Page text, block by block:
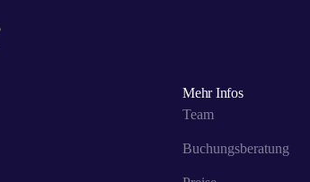
Mehr Infos
Team
Buchungsberatung